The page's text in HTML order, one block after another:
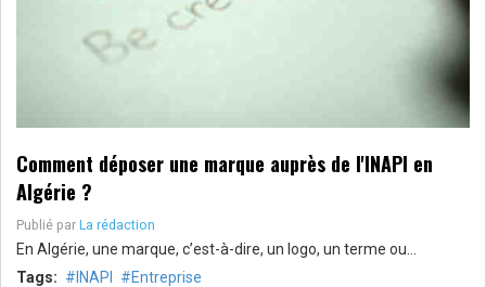
Comment déposer une marque auprès de l'INAPI en
Algérie ?
Publié par La rédaction
En Algérie, une marque, c’est-à-dire, un logo, un terme ou…
Tags:
INAPI Entreprise